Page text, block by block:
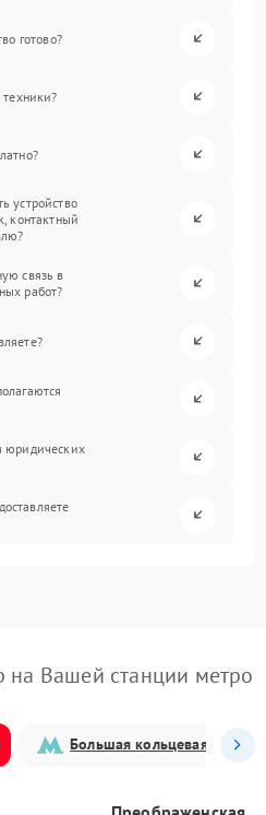
готово?
техники?
устройство
контактный
связь в
работ?
юридических
Вашей станции метро
Большая кольцевая